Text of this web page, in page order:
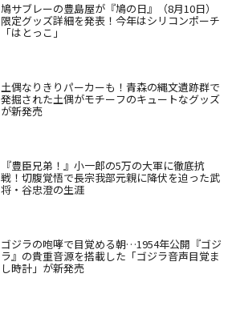
鳩サブレーの豊島屋が『鳩の日』（8月10日）
限定グッズ詳細を発表！今年はシリコンポーチ
「はとっこ」
土偶なりきりパーカーも！青森の縄文遺跡群で
発掘された土偶がモチーフのキュートなグッズ
が新発売
『豊臣兄弟！』小一郎の5万の大軍に徹底抗
戦！切腹覚悟で長宗我部元親に降伏を迫った武
将・谷忠澄の生涯
ゴジラの咆哮で目覚める朝…1954年公開『ゴジ
ラ』の貴重音源を搭載した「ゴジラ音声目覚ま
し時計」が新発売